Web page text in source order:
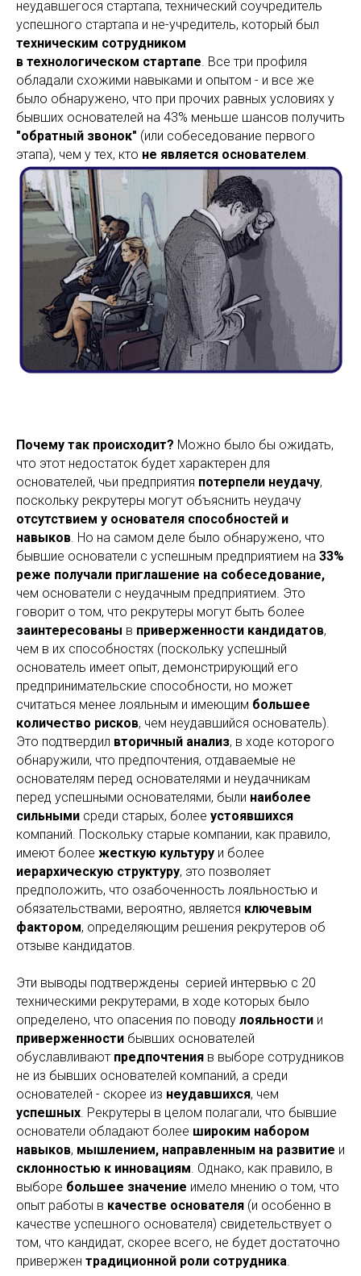
неудавшегося стартапа, технический соучредитель
успешного стартапа и не-учредитель, который был
техническим сотрудником
в технологическом стартапе. Все три профиля
обладали схожими навыками и опытом - и все же
было обнаружено, что при прочих равных условиях у
бывших основателей на 43% меньше шансов получить
"обратный звонок" (или собеседование первого
этапа), чем у тех, кто не является основателем.
Почему так происходит? Можно было бы ожидать,
что этот недостаток будет характерен для
основателей, чьи предприятия потерпели неудачу,
поскольку рекрутеры могут объяснить неудачу
отсутствием у основателя способностей и
навыков. Но на самом деле было обнаружено, что
бывшие основатели с успешным предприятием на 33%
реже получали приглашение на собеседование,
чем основатели с неудачным предприятием. Это
говорит о том, что рекрутеры могут быть более
заинтересованы в приверженности кандидатов,
чем в их способностях (поскольку успешный
основатель имеет опыт, демонстрирующий его
предпринимательские способности, но может
считаться менее лояльным и имеющим большее
количество рисков, чем неудавшийся основатель).
Это подтвердил вторичный анализ, в ходе которого
обнаружили, что предпочтения, отдаваемые не
основателям перед основателями и неудачникам
перед успешными основателями, были наиболее
сильными среди старых, более устоявшихся
компаний. Поскольку старые компании, как правило,
имеют более жесткую культуру и более
иерархическую структуру, это позволяет
предположить, что озабоченность лояльностью и
обязательствами, вероятно, является ключевым
фактором, определяющим решения рекрутеров об
отзыве кандидатов.
Эти выводы подтверждены серией интервью с 20
техническими рекрутерами, в ходе которых было
определено, что опасения по поводу лояльности и
приверженности бывших основателей
обуславливают предпочтения в выборе сотрудников
не из бывших основателей компаний, а среди
основателей - скорее из неудавшихся, чем
успешных. Рекрутеры в целом полагали, что бывшие
основатели обладают более широким набором
навыков, мышлением, направленным на развитие и
склонностью к инновациям. Однако, как правило, в
выборе большее значение имело мнению о том, что
опыт работы в качестве основателя (и особенно в
качестве успешного основателя) свидетельствует о
том, что кандидат, скорее всего, не будет достаточно
привержен традиционной роли сотрудника.